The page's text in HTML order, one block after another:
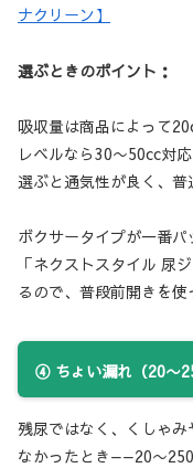
ナクリーン】
選ぶときのポイント：
吸収量は商品によって
レベルなら30〜50cc対
選ぶと通気性が良く、普
ボクサータイプが一番
「ネクストスタイル 尿
るので、普段前開きを使
④ ちょい漏れ（20〜
残尿ではなく、くしゃ
なかったとき——20〜